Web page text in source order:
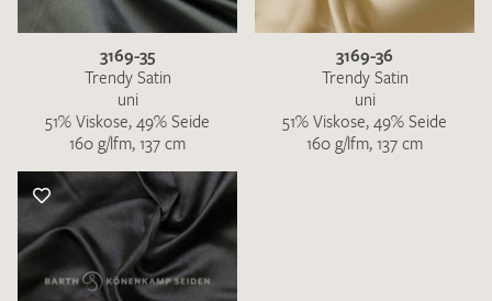
3169-35
Trendy Satin
uni
51% Viskose, 49% Seide
160 g/lfm, 137 cm
3169-36
Trendy Satin
uni
51% Viskose, 49% Seide
160 g/lfm, 137 cm